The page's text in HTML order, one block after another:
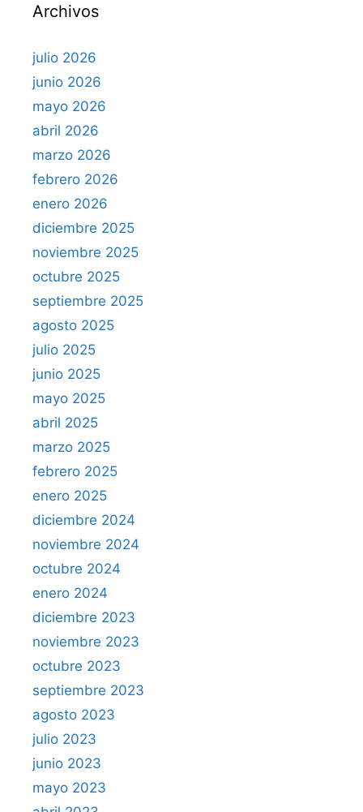
:Archivos
julio 2026
junio 2026
mayo 2026
abril 2026
marzo 2026
febrero 2026
enero 2026
diciembre 2025
noviembre 2025
octubre 2025
septiembre 2025
agosto 2025
julio 2025
junio 2025
mayo 2025
abril 2025
marzo 2025
febrero 2025
enero 2025
diciembre 2024
noviembre 2024
octubre 2024
enero 2024
diciembre 2023
noviembre 2023
octubre 2023
septiembre 2023
agosto 2023
julio 2023
junio 2023
mayo 2023